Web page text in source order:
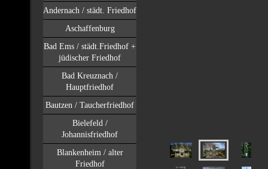
Andernach / städt. Friedhof
Aschaffenburg
Bad Ems / städt.Friedhof +
jüdischer Friedhof
Bad Kreuznach /
Hauptfriedhof
Bautzen / Taucherfriedhof
Bielefeld /
Johannisfriedhof
Blankenheim / alter
Friedhof